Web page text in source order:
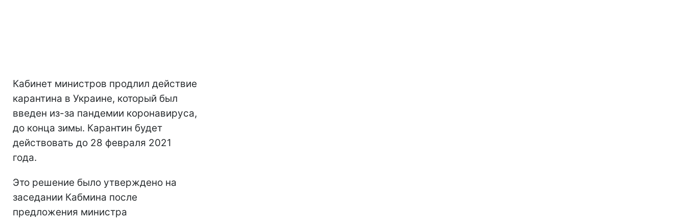
Кабинет министров продлил действие
карантина в Украине, который был
введен из-за пандемии коронавируса,
до конца зимы. Карантин будет
действовать до 28 февраля 2021
года.
Это решение было утверждено на
заседании Кабмина после
предложения министра